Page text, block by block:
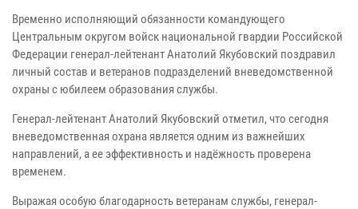
Временно исполняющий обязанности командующего
Центральным округом войск национальной гвардии Российской
Федерации генерал-лейтенант Анатолий Якубовский поздравил
личный состав и ветеранов подразделений вневедомственной
охраны с юбилеем образования службы.
Генерал-лейтенант Анатолий Якубовский отметил, что сегодня
вневедомственная охрана является одним из важнейших
направлений, а ее эффективность и надёжность проверена
временем.
Выражая особую благодарность ветеранам службы, генерал-